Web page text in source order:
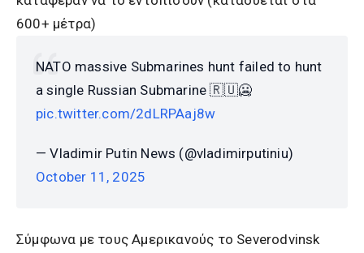
600+ μέτρα)
NATO massive Submarines hunt failed to hunt
a single Russian Submarine 🇷🇺🥶
pic.twitter.com/2dLRPAaj8w
— Vladimir Putin News (@vladimirputiniu)
October 11, 2025
Σύμφωνα με τους Αμερικανούς το Severodvinsk